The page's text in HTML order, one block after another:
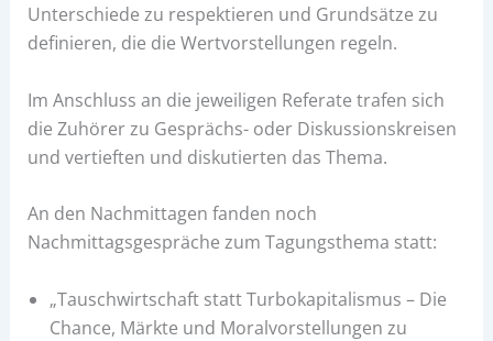
Unterschiede zu respektieren und Grundsätze zu
definieren, die die Wertvorstellungen regeln.
Im Anschluss an die jeweiligen Referate trafen sich
die Zuhörer zu Gesprächs- oder Diskussionskreisen
und vertieften und diskutierten das Thema.
An den Nachmittagen fanden noch
Nachmittagsgespräche zum Tagungsthema statt:
„Tauschwirtschaft statt Turbokapitalismus – Die
Chance, Märkte und Moralvorstellungen zu